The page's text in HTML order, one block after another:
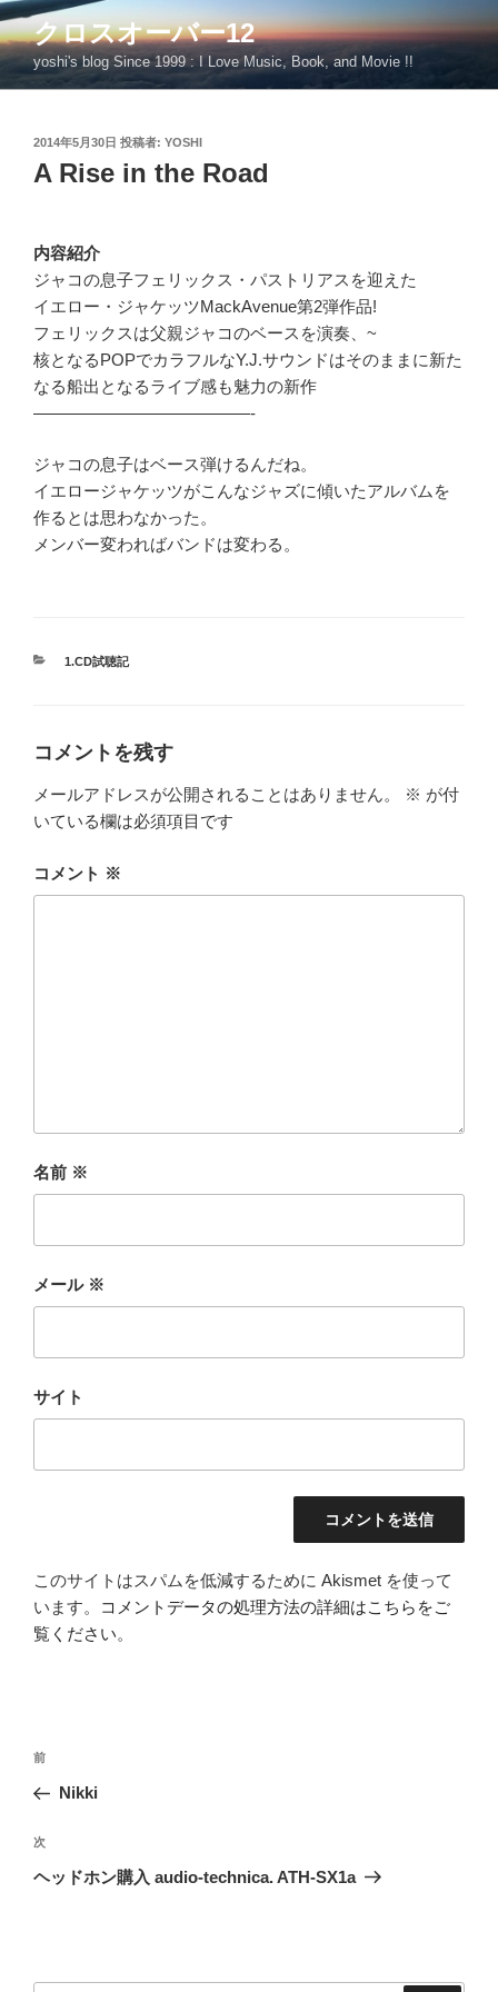
コ
ン
テ
ン
クロスオーバー12
yoshi's blog Since 1999 : I Love Music, Book, and Movie !!
投
稿
日:
2014年5月30日 投稿者: YOSHI
A Rise in the Road
内容紹介
ジャコの息子フェリックス・パストリアスを迎えた
イエロー・ジャケッツMackAvenue第2弾作品!
フェリックスは父親ジャコのベースを演奏、~
核となるPOPでカラフルなY.J.サウンドはそのままに新た
なる船出となるライブ感も魅力の新作
—————————————-
ジャコの息子はベース弾けるんだね。
イエロージャケッツがこんなジャズに傾いたアルバムを
作るとは思わなかった。
メンバー変わればバンドは変わる。
カ
1.CD試聴記
コメントを残す
メールアドレスが公開されることはありません。 ※ が付
いている欄は必須項目です
コメント ※
名前 ※
メール ※
サイト
このサイトはスパムを低減するために Akismet を使って
います。
コメントデータの処理方法の詳細はこちらをご
覧ください。
投
ナ
ビ
ゲ
前
の
稿
前
Nikki
次
の
次
ヘッドホン購入 audio-technica. ATH-SX1a